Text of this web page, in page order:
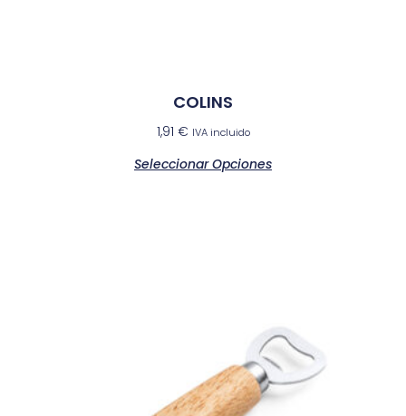
COLINS
1,91 € IVA incluido
Seleccionar Opciones